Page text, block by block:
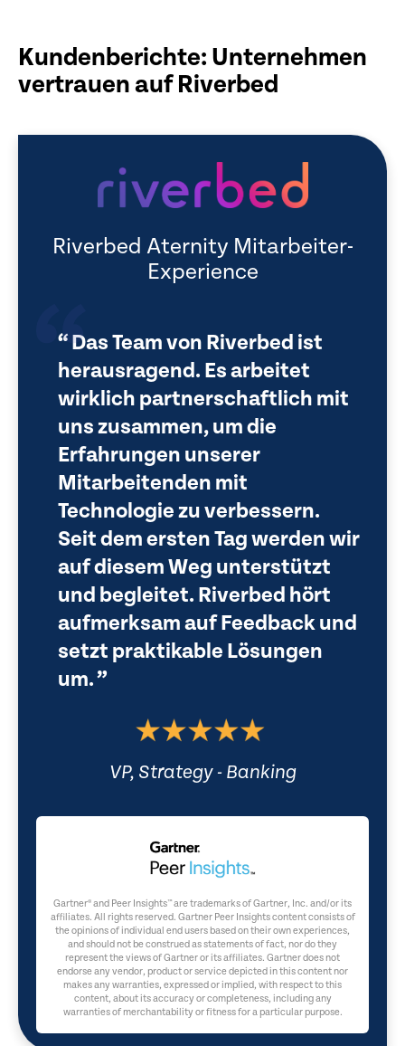
Kundenberichte: Unternehmen
vertrauen auf Riverbed
Riverbed Aternity Mitarbeiter-
Experience
Das Team von Riverbed ist
herausragend. Es arbeitet
wirklich partnerschaftlich mit
uns zusammen, um die
Erfahrungen unserer
Mitarbeitenden mit
Technologie zu verbessern.
Seit dem ersten Tag werden wir
auf diesem Weg unterstützt
und begleitet. Riverbed hört
aufmerksam auf Feedback und
setzt praktikable Lösungen
um.
VP, Strategy - Banking
Gartner® and Peer Insights™ are trademarks of Gartner, Inc. and/or its
affiliates. All rights reserved. Gartner Peer Insights content consists of
the opinions of individual end users based on their own experiences,
and should not be construed as statements of fact, nor do they
represent the views of Gartner or its affiliates. Gartner does not
endorse any vendor, product or service depicted in this content nor
makes any warranties, expressed or implied, with respect to this
content, about its accuracy or completeness, including any
warranties of merchantability or fitness for a particular purpose.